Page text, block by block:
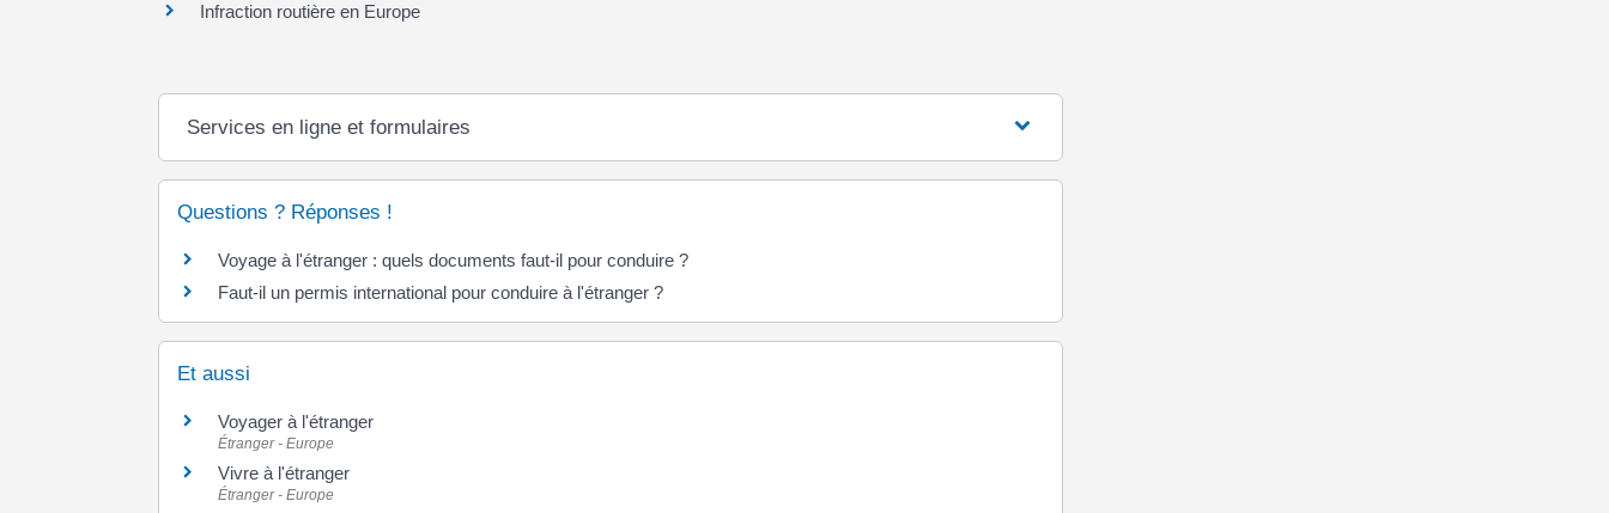
Infraction routière en Europe
Services en ligne et formulaires
Questions ? Réponses !
Voyage à l'étranger : quels documents faut-il pour conduire ?
Faut-il un permis international pour conduire à l'étranger ?
Et aussi
Voyager à l'étranger
Étranger - Europe
Vivre à l'étranger
Étranger - Europe